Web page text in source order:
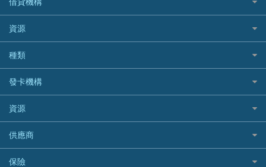
稅季/稅務貸款
網上貸款
結餘轉戶(清卡數貸款)
銀行貸款
財務公司貸款
免入息貸款
免TU貸款
急借錢
BEA 東亞銀行
BOC 中國銀行
Cashing Pro 優尚信貸
CCB(Asia) 中國建設銀行 (亞洲)
Citibank 花旗銀行
CNCBI 信銀國際
CreFIT 維信
DBS 星展銀行
DSB 大新銀行
資源
如何申請個人貸款
如何管理個人貸款
個人貸款有用資訊
清卡數貸款教學
循環貸款教學
個人化貸款產品推介 🔥全新
債務重組一覽
種類
網購優惠
精選外幣網購信用卡
尊尚信用卡
公司信用卡
電子錢包信用卡
發卡機構
Citibank花旗銀行
AE美國運通
DBS星展銀行
HSBC滙豐銀行
資源
Black Friday優惠
淘寶付款方式
供應商
八達通自動增值信用卡
保險